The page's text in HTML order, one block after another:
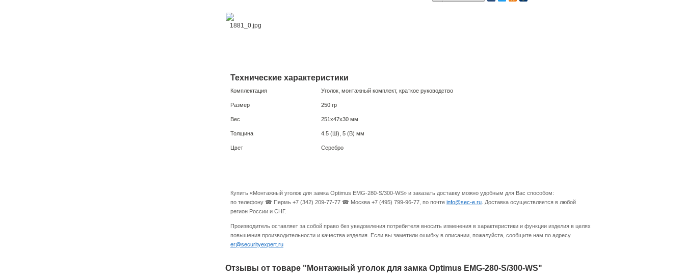
Технические характеристики
Комплектация Уголок, монтажный комплект, краткое руководство
Размер 250 гр
Вес 251х47х30 мм
Толщина 4.5 (Ш), 5 (В) мм
Цвет Серебро
Купить «Монтажный уголок для замка Optimus EMG-280-S/300-WS» и заказать доставку можно удобным для Вас способом:
по телефону ☎ Пермь +7 (342) 209-77-77 ☎ Москва +7 (495) 799-96-77, по почте info@sec-e.ru . Доставка осуществляется в любой
регион России и СНГ.
Производитель оставляет за собой право без уведомления потребителя вносить изменения в характеристики и функции изделия в целях
повышения производительности и качества изделия. Если вы заметили ошибку в описании, пожалуйста, сообщите нам по адресу
er@securityexpert.ru
Отзывы от товаре "Монтажный уголок для замка Optimus EMG-280-S/300-WS"